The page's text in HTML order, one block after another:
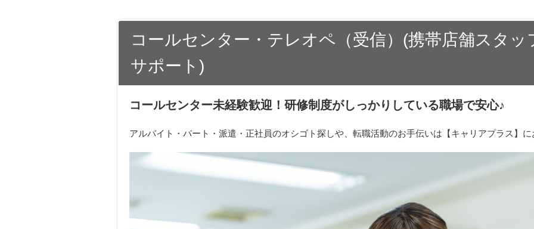
コールセンター・テレオペ（受信）(携帯店舗スタッ
サポート)
コールセンター未経験歓迎！研修制度がしっかりしている職場で安心♪
アルバイト・パート・派遣・正社員のオシゴト探しや、転職活動のお手伝いは【キャリアプラス】に